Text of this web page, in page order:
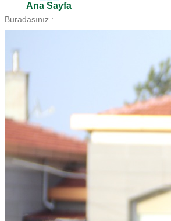
Ana Sayfa
Buradasınız :